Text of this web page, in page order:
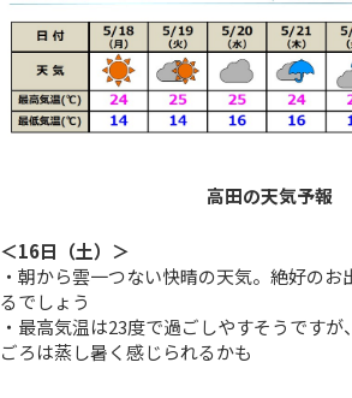
高田の天気予報
＜16日（土）＞
・朝から雲一つない快晴の天気。絶好のお
るでしょう
・最高気温は23度で過ごしやすそうです
ごろは蒸し暑く感じられるかも